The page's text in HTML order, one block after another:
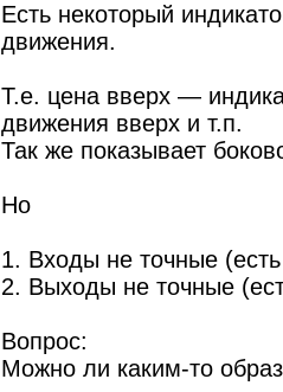
Есть некоторый
движения.
Т.е. цена вверх —
движения вверх и т.п.
Так же показывает
Но
1. Входы не точные
2. Выходы не точные
Вопрос:
Можно ли каким-то